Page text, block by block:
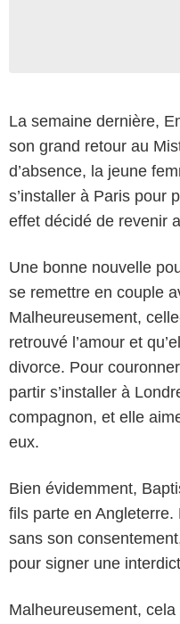
La semaine dernière,
son grand retour au
d’absence, la jeune
s’installer à Paris pour
effet décidé de revenir
Une bonne nouvelle
se remettre en couple
Malheureusement,
retrouvé l’amour et
divorce. Pour
partir s’installer à
compagnon, et elle
eux.
Bien évidemment,
fils parte en Angleterre.
sans son
pour signer une
Malheureusement, cela